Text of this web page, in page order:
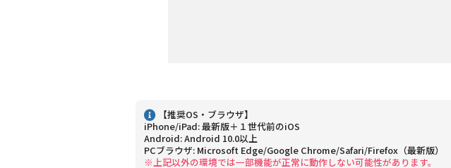
【推奨OS・ブラウザ】
iPhone/iPad: 最新版＋１世代前のiOS
Android: Android 10.0以上
PCブラウザ: Microsoft Edge/Google Chrome/Safari/Firefox（最新版）
※上記以外の環境では一部機能が正常に動作しない可能性があります。